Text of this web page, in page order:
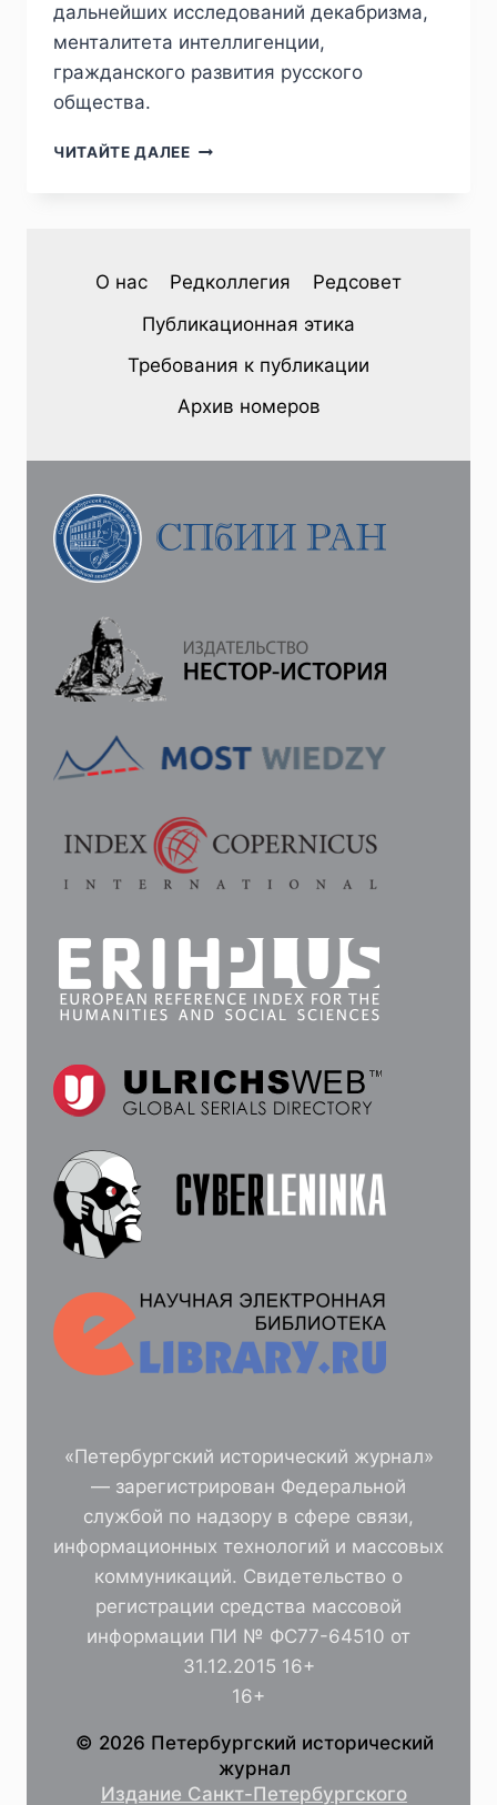
дальнейших исследований декабризма,
менталитета интеллигенции,
гражданского развития русского
общества.
ЧИТАЙТЕ ДАЛЕЕПИЖ
В.
ДЕКАБРИЗМ
В
ЭВОЛЮЦИИ
О нас Редколлегия
Редсовет
Публикационная этика
Требования к публикации
Архив номеров
«Петербургский исторический журнал»
— зарегистрирован Федеральной
службой по надзору в сфере связи,
информационных технологий и массовых
коммуникаций. Свидетельство о
регистрации средства массовой
информации ПИ № ФС77-64510 от
31.12.2015 16+
16+
© 2026 Петербургский исторический
журнал
Издание Санкт-Петербургского